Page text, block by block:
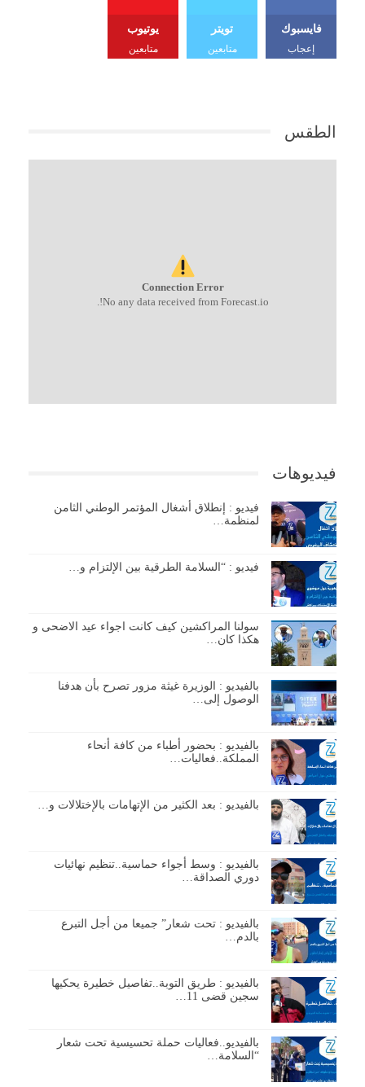
فايسبوك
إعجاب
تويتر
متابعين
يوتيوب
متابعين
الطقس
Connection Error
No any data received from Forecast.io!.
فيديوهات
فيديو : إنطلاق أشغال المؤتمر الوطني الثامن
لمنظمة…
فيديو : “السلامة الطرقية بين الإلتزام و…
سولنا المراكشين كيف كانت اجواء عيد الاضحى و
هكذا كان…
بالفيديو : الوزيرة غيثة مزور تصرح بأن هدفنا
الوصول إلى…
بالفيديو : بحضور أطباء من كافة أنحاء
المملكة..فعاليات…
بالفيديو : بعد الكثير من الإتهامات بالإختلالات و…
بالفيديو : وسط أجواء حماسية..تنظيم نهائيات
دوري الصداقة…
بالفيديو : تحت شعار” جميعا من أجل التبرع
بالدم…
بالفيديو : طريق التوبة..تفاصيل خطيرة يحكيها
سجين قضى 11…
بالفيديو..فعاليات حملة تحسيسية تحت شعار
“السلامة…